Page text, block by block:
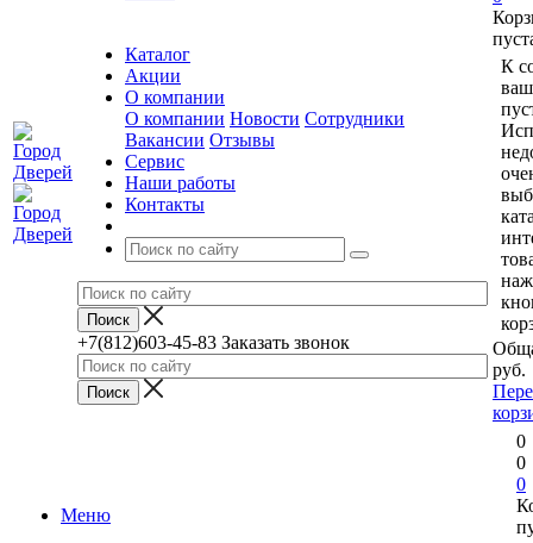
Каталог
Акции
О компании
О компании Новости Сотрудники
Вакансии Отзывы
Сервис
Наши работы
Контакты
+7(812)603-45-83 Заказать звонок
К
руб.
Меню
0
0
0